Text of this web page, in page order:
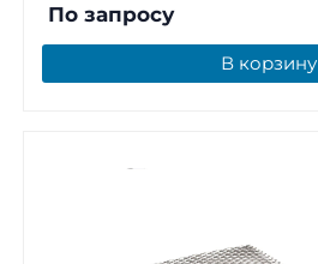
По запросу
В корзину